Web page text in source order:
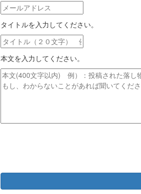
メ
ー
ル
ア
ド
レ
ス
タイトルを入力してください。
タ
イ
ト
ル
本文を入力してください。
本
文